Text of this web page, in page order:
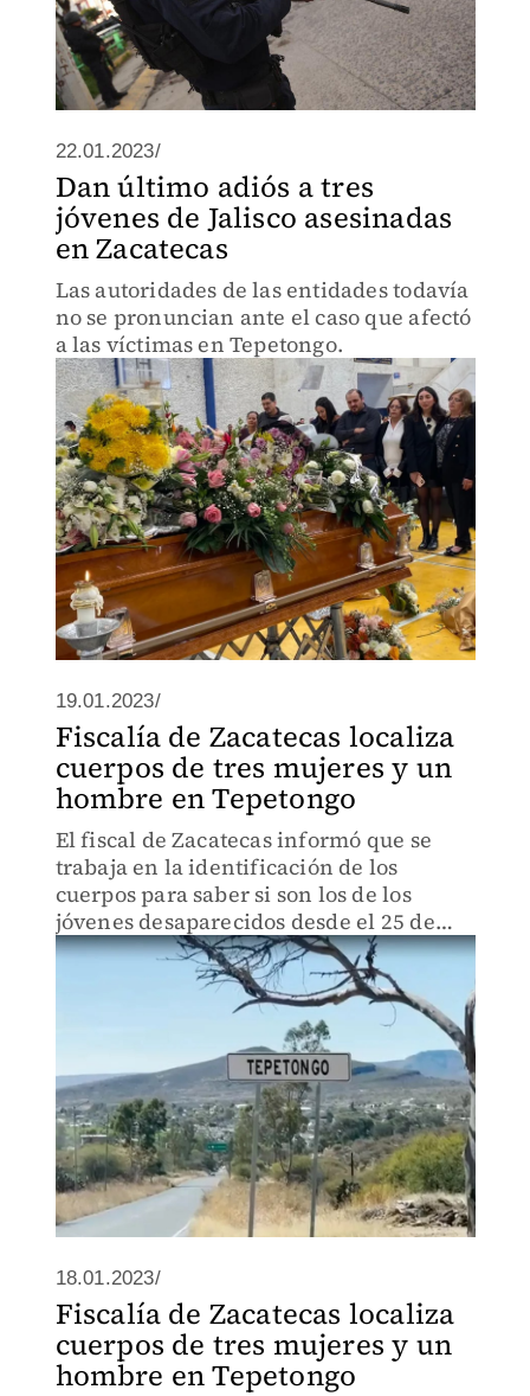
22.01.2023/
Dan último adiós a tres
jóvenes de Jalisco asesinadas
en Zacatecas
Las autoridades de las entidades todavía
no se pronuncian ante el caso que afectó
a las víctimas en Tepetongo.
19.01.2023/
Fiscalía de Zacatecas localiza
cuerpos de tres mujeres y un
hombre en Tepetongo
El fiscal de Zacatecas informó que se
trabaja en la identificación de los
cuerpos para saber si son los de los
jóvenes desaparecidos desde el 25 de
diciembre.
18.01.2023/
Fiscalía de Zacatecas localiza
cuerpos de tres mujeres y un
hombre en Tepetongo